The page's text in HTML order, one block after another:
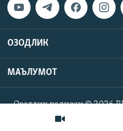
ОЗОДЛИК
МАЪЛУМОТ
Озодлик радиоси © 2026
ҳимояланган.